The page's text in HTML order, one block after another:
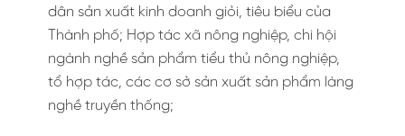
dân sản xuất kinh doanh giỏi, tiêu biểu của
Thành phố; Hợp tác xã nông nghiệp, chi hội
ngành nghề sản phẩm tiểu thủ nông nghiệp,
tổ hợp tác, các cơ sở sản xuất sản phẩm làng
nghề truyền thống;